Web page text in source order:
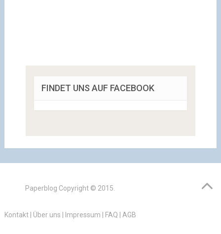
FINDET UNS AUF FACEBOOK
Paperblog Copyright © 2015.
Kontakt| Über uns Impressum FAQ AGB